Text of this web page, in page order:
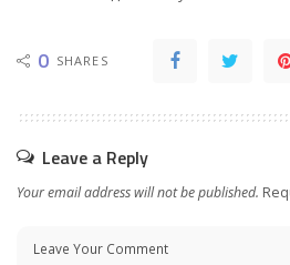
0 SHARES
Leave a Reply
Your email address will not be published.